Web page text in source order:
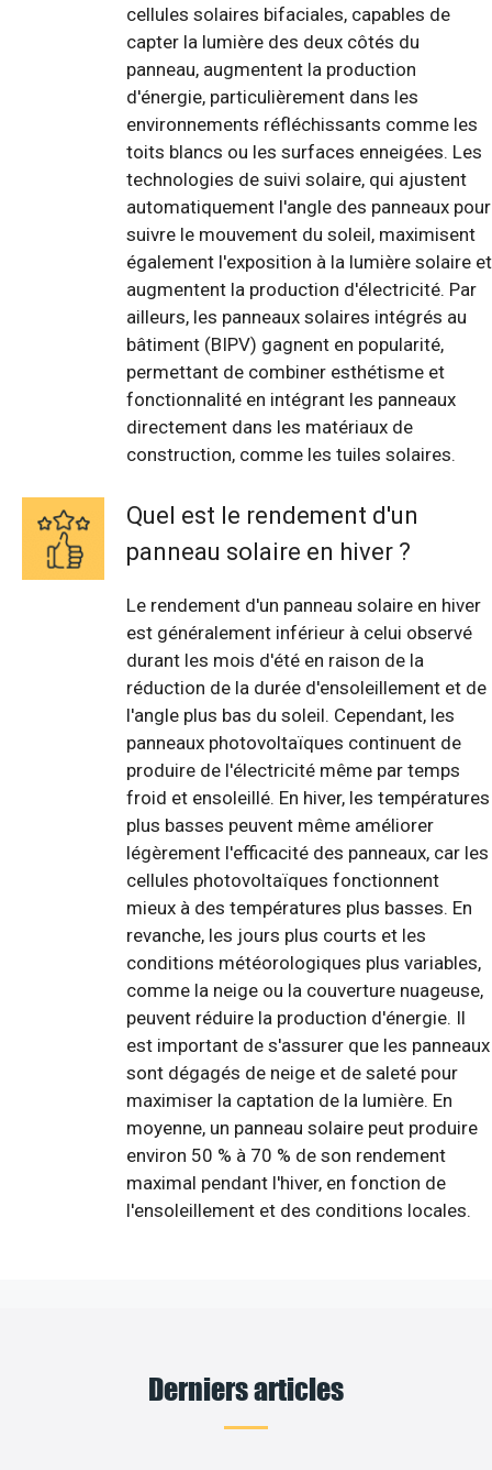
cellules solaires bifaciales, capables de
capter la lumière des deux côtés du
panneau, augmentent la production
d'énergie, particulièrement dans les
environnements réfléchissants comme les
toits blancs ou les surfaces enneigées. Les
technologies de suivi solaire, qui ajustent
automatiquement l'angle des panneaux pour
suivre le mouvement du soleil, maximisent
également l'exposition à la lumière solaire et
augmentent la production d'électricité. Par
ailleurs, les panneaux solaires intégrés au
bâtiment (BIPV) gagnent en popularité,
permettant de combiner esthétisme et
fonctionnalité en intégrant les panneaux
directement dans les matériaux de
construction, comme les tuiles solaires.
Quel est le rendement d'un
panneau solaire en hiver ?
Le rendement d'un panneau solaire en hiver
est généralement inférieur à celui observé
durant les mois d'été en raison de la
réduction de la durée d'ensoleillement et de
l'angle plus bas du soleil. Cependant, les
panneaux photovoltaïques continuent de
produire de l'électricité même par temps
froid et ensoleillé. En hiver, les températures
plus basses peuvent même améliorer
légèrement l'efficacité des panneaux, car les
cellules photovoltaïques fonctionnent
mieux à des températures plus basses. En
revanche, les jours plus courts et les
conditions météorologiques plus variables,
comme la neige ou la couverture nuageuse,
peuvent réduire la production d'énergie. Il
est important de s'assurer que les panneaux
sont dégagés de neige et de saleté pour
maximiser la captation de la lumière. En
moyenne, un panneau solaire peut produire
environ 50 % à 70 % de son rendement
maximal pendant l'hiver, en fonction de
l'ensoleillement et des conditions locales.
Derniers articles